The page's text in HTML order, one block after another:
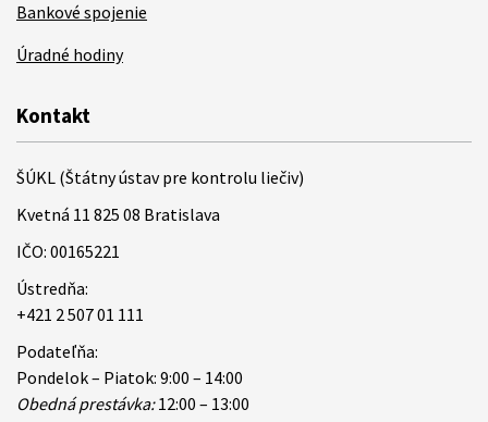
Bankové spojenie
Úradné hodiny
Kontakt
ŠÚKL (Štátny ústav pre kontrolu liečiv)
Kvetná 11 825 08 Bratislava
IČO: 00165221
Ústredňa:
+421 2 507 01 111
Podateľňa:
Pondelok – Piatok: 9:00 – 14:00
Obedná prestávka:12:00 – 13:00